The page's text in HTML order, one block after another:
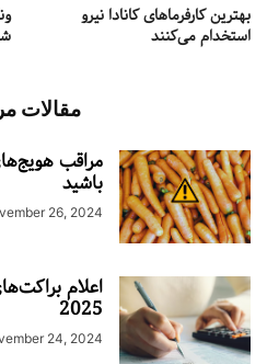
بهترین کارفرماهای کانادا نیرو
استخدام می‌کنند
مقالات
مراقب
باشید
26, 2024
اعلام
2025
24, 2024